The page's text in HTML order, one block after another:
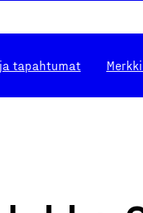
tapahtumat